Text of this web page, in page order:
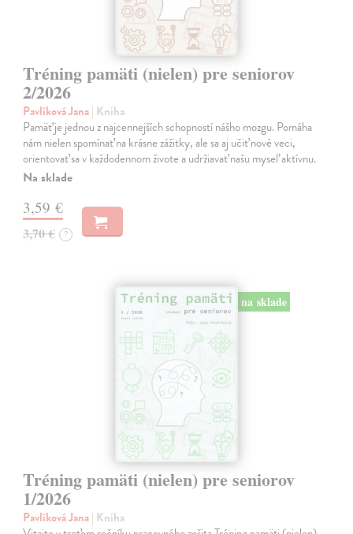
Tréning pamäti (nielen) pre seniorov
2/2026
Pavlíková Jana| Kniha
Pamäť je jednou z najcennejších schopností nášho mozgu. Pomáha
nám nielen spomínať na krásne zážitky, ale sa aj učiť nové veci,
orientovať sa v každodennom živote a udržiavať našu myseľ aktívnu.
Na sklade
3,59 €
3,70 € ?
na sklade
Tréning pamäti (nielen) pre seniorov
1/2026
Pavlíková Jana| Kniha